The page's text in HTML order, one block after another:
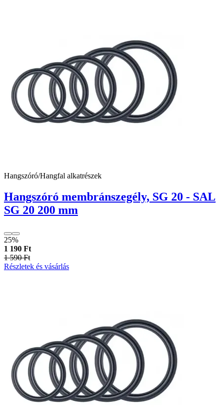
Hangszóró/Hangfal alkatrészek
Hangszóró membránszegély, SG 20 - SAL
SG 20 200 mm
25%
1 190 Ft
1 590 Ft
Részletek és vásárlás